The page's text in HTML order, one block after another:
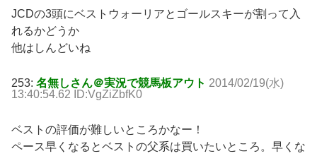
JCDの3頭にベストウォーリアとゴールスキーが割って入
れるかどうか
他はしんどいね
253: 名無しさん＠実況で競馬板アウト 2014/02/19(水)
13:40:54.62 ID:VgZiZbfK0
ベストの評価が難しいところかなー！
ペース早くなるとベストの父系は買いたいところ。早くな